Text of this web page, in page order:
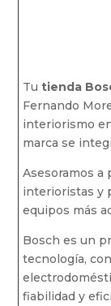
Tu tienda
Fernando
interiorismo
marca se
Asesoramos a
interioristas y
equipos más
Bosch es un
tecnología,
fiabilidad y